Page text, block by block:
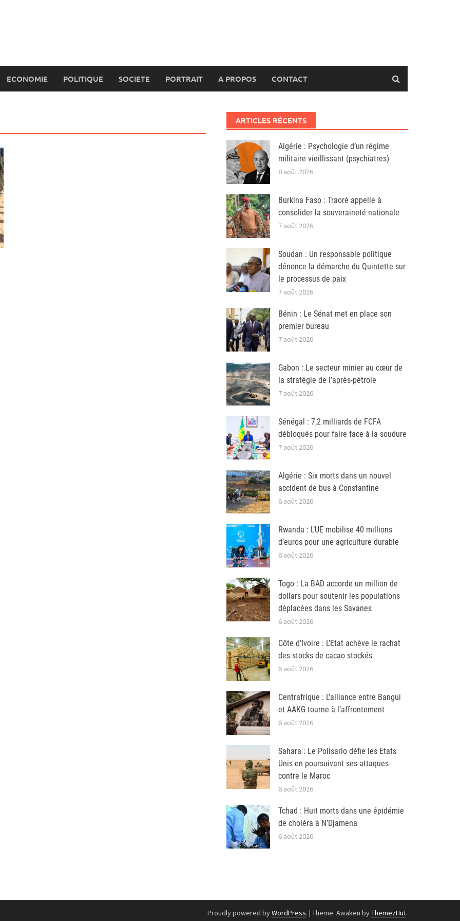
ECONOMIE POLITIQUE SOCIETE PORTRAIT A PROPOS CONTACT
ARTICLES RÉCENTS
Algérie : Psychologie d’un régime
militaire vieillissant (psychiatres)
8 août 2026
Burkina Faso : Traoré appelle à
consolider la souveraineté nationale
7 août 2026
Soudan : Un responsable politique
dénonce la démarche du Quintette sur
le processus de paix
7 août 2026
Bénin : Le Sénat met en place son
premier bureau
7 août 2026
Gabon : Le secteur minier au cœur de
la stratégie de l’après-pétrole
7 août 2026
Sénégal : 7,2 milliards de FCFA
débloqués pour faire face à la soudure
7 août 2026
Algérie : Six morts dans un nouvel
accident de bus à Constantine
6 août 2026
Rwanda : L’UE mobilise 40 millions
d’euros pour une agriculture durable
6 août 2026
Togo : La BAD accorde un million de
dollars pour soutenir les populations
déplacées dans les Savanes
6 août 2026
Côte d’Ivoire : L’Etat achève le rachat
des stocks de cacao stockés
6 août 2026
Centrafrique : L’alliance entre Bangui
et AAKG tourne à l’affrontement
6 août 2026
Sahara : Le Polisario défie les Etats
Unis en poursuivant ses attaques
contre le Maroc
6 août 2026
Tchad : Huit morts dans une épidémie
de choléra à N’Djamena
6 août 2026
Proudly powered byWordPress. | Theme: Awaken byThemezHut.